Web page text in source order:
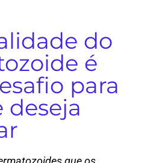
do
é
para
deseja